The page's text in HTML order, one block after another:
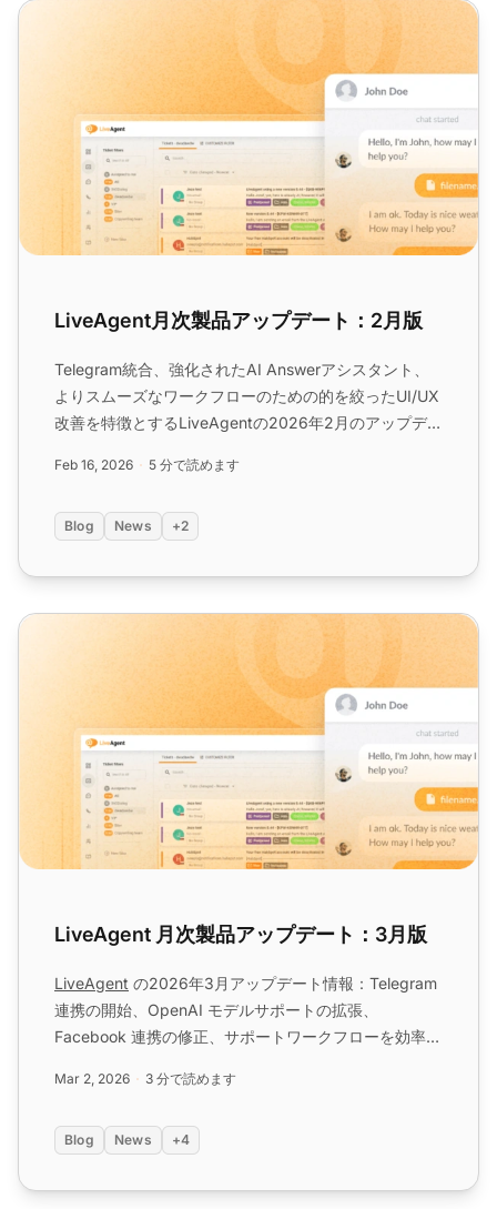
LiveAgent月次製品アップデート：2月版
LiveAgent月次製品アップデート：2月版
Telegram統合、強化されたAI Answerアシスタント、
よりスムーズなワークフローのための的を絞ったUI/UX
改善を特徴とするLiveAgentの2026年2月のアップデー
Feb 16, 2026 5 分で読めます
Blog News +2
LiveAgent 月次製品アップデート：3月版
LiveAgent 月次製品アップデート：3月版
LiveAgent の2026年3月アップデート情報：Telegram
連携の開始、OpenAI モデルサポートの拡張、
Facebook 連携の修正、サポートワークフローを効率化
Mar 2, 2026 3 分で読めます
Blog News +4